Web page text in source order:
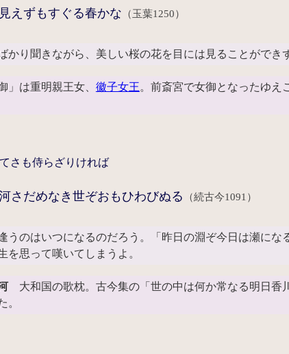
えずもすぐる春かな （玉葉1250）
かり聞きながら、美しい桜の花を目には見ることができ
」は重明親王女、 徽子女王。前斎宮で女御となったゆえ
さも侍らざりければ
さだめなき世ぞおもひわびぬる （続古今1091）
うのはいつになるのだろう。「昨日の淵ぞ今日は瀬に
を思って嘆いてしまうよ。
大和国の歌枕。古今集の「世の中は何か常なる明日香
。